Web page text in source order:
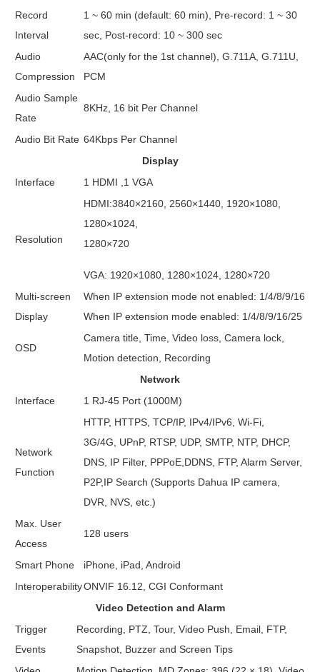
Record
Interval
1 ~ 60 min (default: 60 min), Pre-record: 1 ~ 30
sec, Post-record: 10 ~ 300 sec
Audio
Compression
AAC(only for the 1st channel), G.711A, G.711U,
PCM
Audio Sample
Rate
8KHz, 16 bit Per Channel
Audio Bit Rate 64Kbps Per Channel
Display
Interface
1 HDMI ,1 VGA
Resolution
HDMI:3840×2160, 2560×1440, 1920×1080,
1280×1024,
1280×720
VGA: 1920×1080, 1280×1024, 1280×720
Multi-screen
Display
When IP extension mode not enabled: 1/4/8/9/16
When IP extension mode enabled: 1/4/8/9/16/25
OSD
Camera title, Time, Video loss, Camera lock,
Motion detection, Recording
Network
Interface
1 RJ-45 Port (1000M)
Network
Function
HTTP, HTTPS, TCP/IP, IPv4/IPv6, Wi-Fi,
3G/4G, UPnP, RTSP, UDP, SMTP, NTP, DHCP,
DNS, IP Filter, PPPoE,DDNS, FTP, Alarm Server,
P2P,IP Search (Supports Dahua IP camera,
DVR, NVS, etc.)
Max. User
Access
128 users
Smart Phone
iPhone, iPad, Android
InteroperabilityONVIF 16.12, CGI Conformant
Video Detection and Alarm
Trigger
Events
Recording, PTZ, Tour, Video Push, Email, FTP,
Snapshot, Buzzer and Screen Tips